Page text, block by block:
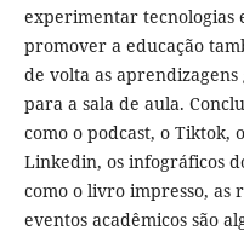
experimentar tecnologias
promover a educação
de volta as aprendizagens
para a sala de aula.
como o podcast, o Tiktok,
Linkedin, os infográficos
como o livro impresso, as
eventos acadêmicos são